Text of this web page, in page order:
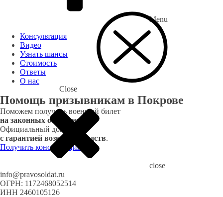
Menu
Консультация
Видео
Узнать шансы
Стоимость
Ответы
О нас
close
info@pravosoldat.ru
ОГРН: 1172468052514
ИНН 2460105126
Close
Помощь призывникам в Покрове
Поможем получить военный билет
на законных основаниях.
Официальный договор
с гарантией возврата средств.
Получить консультацию